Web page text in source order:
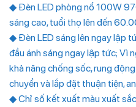
◆ Đèn LED phòng nổ 100W
sáng cao, tuổi thọ lên đến
◆ Đèn LED sáng lên ngay lập
đầu ánh sáng ngay lập tức; Vì
khả năng chống sốc, rung
chuyển và lắp đặt thuận tiện,
◆ Chỉ số kết xuất màu xuất